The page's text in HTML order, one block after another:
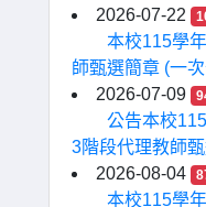
2026-07-22
本校115學
師甄選簡章 (一
2026-07-09
公告本校
3階段代理教師
2026-08-04
本校115學